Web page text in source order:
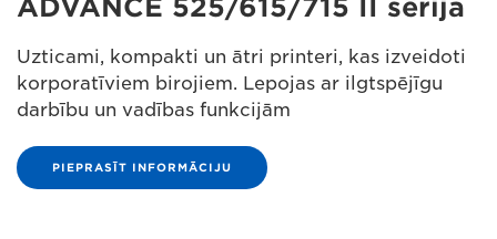
ADVANCE 525/615/715 II sērija
Uzticami, kompakti un ātri printeri, kas izveidoti
korporatīviem birojiem. Lepojas ar ilgtspējīgu
darbību un vadības funkcijām
PIEPRASĪT INFORMĀCIJU